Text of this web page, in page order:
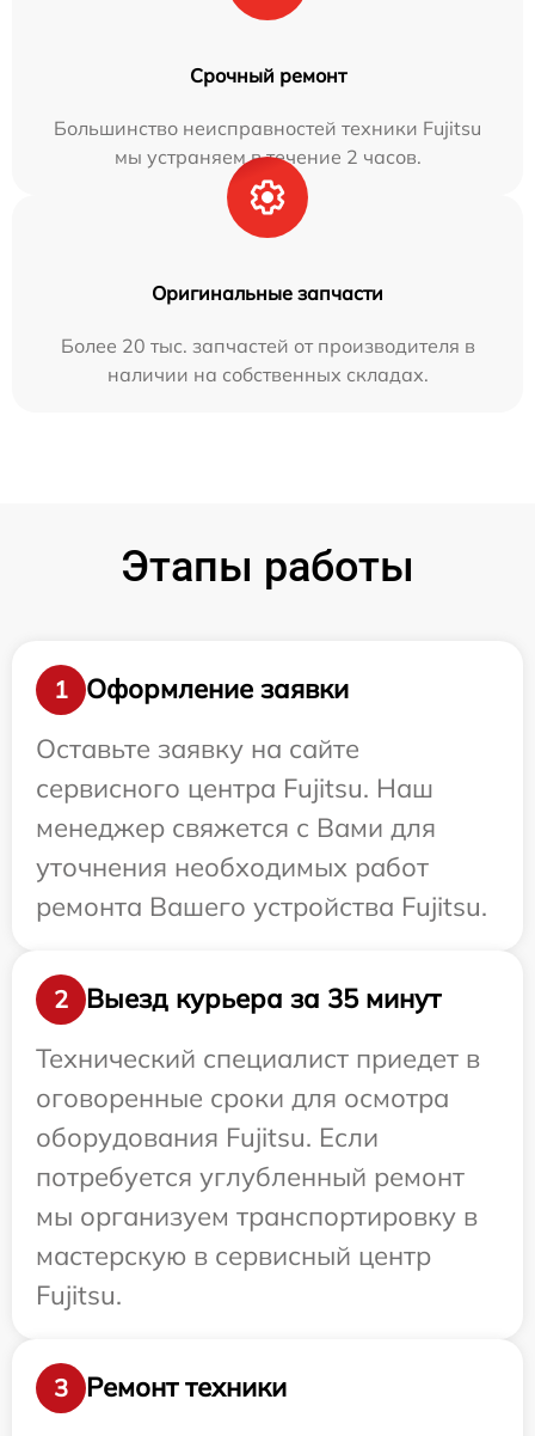
Срочный ремонт
Большинство неисправностей техники Fujitsu
мы устраняем в течение 2 часов.
Оригинальные запчасти
Более 20 тыс. запчастей от производителя в
наличии на собственных складах.
Этапы работы
1
Оформление заявки
Оставьте заявку на сайте
сервисного центра Fujitsu. Наш
менеджер свяжется с Вами для
уточнения необходимых работ
ремонта Вашего устройства Fujitsu.
2
Выезд курьера за 35 минут
Технический специалист приедет в
оговоренные сроки для осмотра
оборудования Fujitsu. Если
потребуется углубленный ремонт
мы организуем транспортировку в
мастерскую в сервисный центр
Fujitsu.
3
Ремонт техники